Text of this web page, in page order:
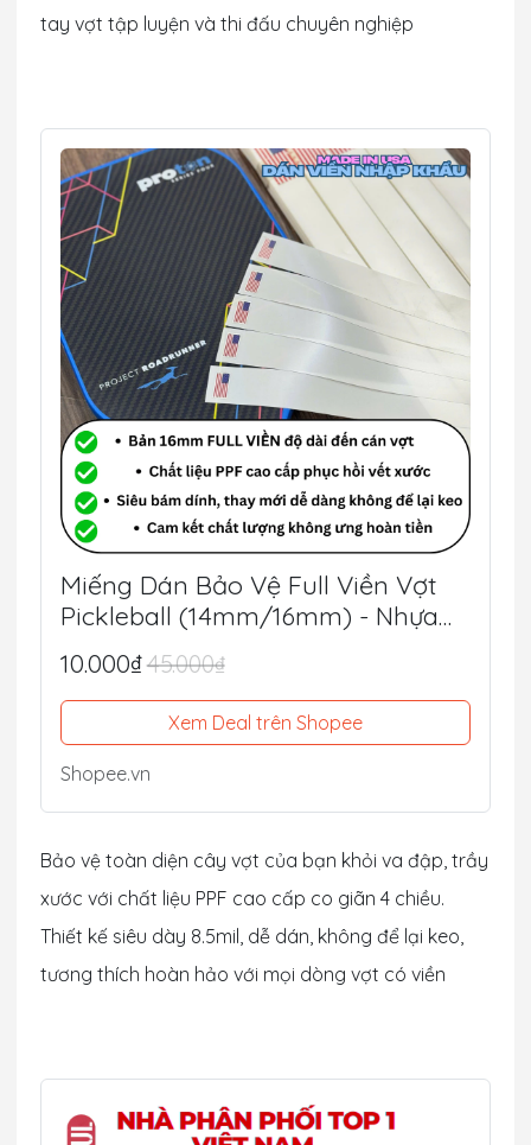
tay vợt tập luyện và thi đấu chuyên nghiệp
Miếng Dán Bảo Vệ Full Viền Vợt
Pickleball (14mm/16mm) - Nhựa
PPF Mỹ Siêu Dày 8.5mil
10.000₫45.000₫
Xem Deal trên Shopee
Shopee.vn
Bảo vệ toàn diện cây vợt của bạn khỏi va đập, trầy
xước với chất liệu PPF cao cấp co giãn 4 chiều.
Thiết kế siêu dày 8.5mil, dễ dán, không để lại keo,
tương thích hoàn hảo với mọi dòng vợt có viền